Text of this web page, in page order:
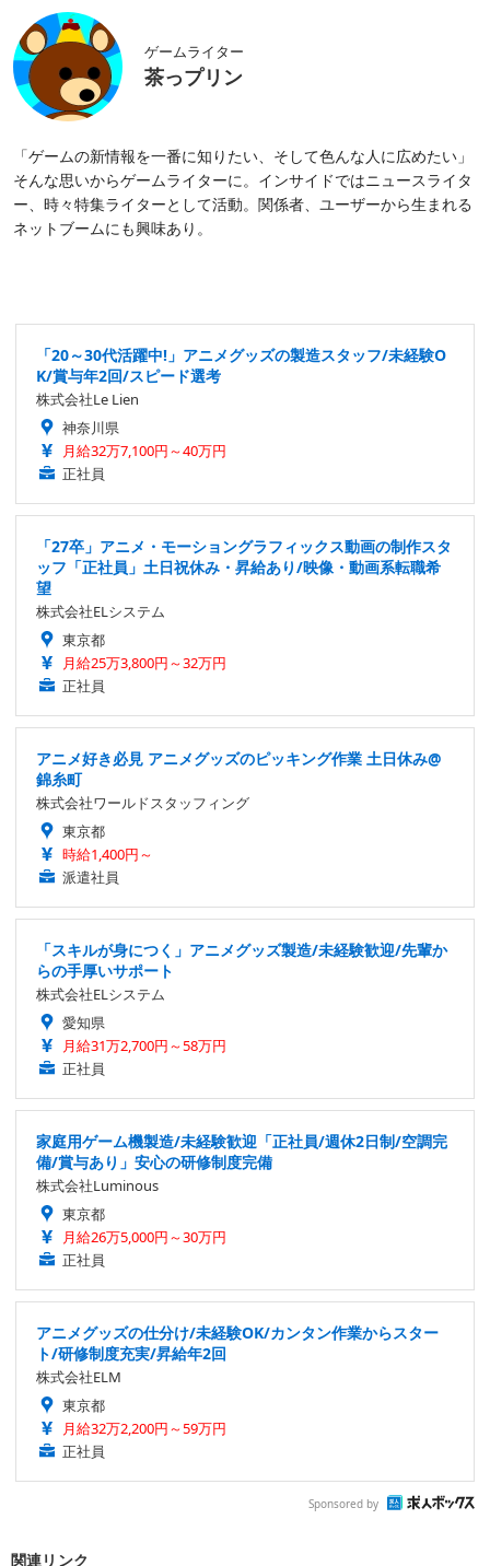
ゲームライター
茶っプリン
「ゲームの新情報を一番に知りたい、そして色んな人に広めたい」
そんな思いからゲームライターに。インサイドではニュースライタ
ー、時々特集ライターとして活動。関係者、ユーザーから生まれる
ネットブームにも興味あり。
「20～30代活躍中!」アニメグッズの製造スタッフ/未経験O
K/賞与年2回/スピード選考
株式会社Le Lien
神奈川県
月給32万7,100円～40万円
正社員
「27卒」アニメ・モーショングラフィックス動画の制作スタ
ッフ「正社員」土日祝休み・昇給あり/映像・動画系転職希
望
株式会社ELシステム
東京都
月給25万3,800円～32万円
正社員
アニメ好き必見 アニメグッズのピッキング作業 土日休み@
錦糸町
株式会社ワールドスタッフィング
東京都
時給1,400円～
派遣社員
「スキルが身につく」アニメグッズ製造/未経験歓迎/先輩か
らの手厚いサポート
株式会社ELシステム
愛知県
月給31万2,700円～58万円
正社員
家庭用ゲーム機製造/未経験歓迎「正社員/週休2日制/空調完
備/賞与あり」安心の研修制度完備
株式会社Luminous
東京都
月給26万5,000円～30万円
正社員
アニメグッズの仕分け/未経験OK/カンタン作業からスター
ト/研修制度充実/昇給年2回
株式会社ELM
東京都
月給32万2,200円～59万円
正社員
Sponsored by
関連リンク